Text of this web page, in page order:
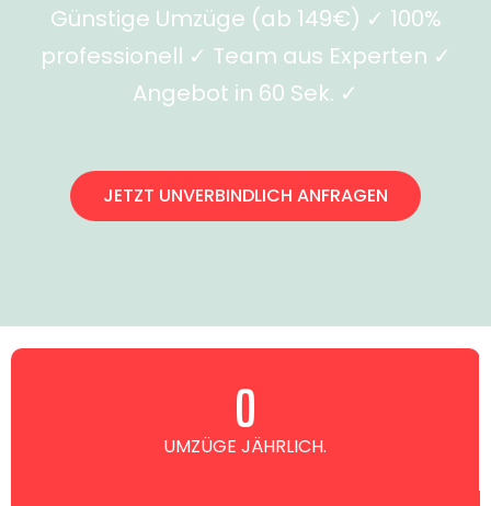
Günstige Umzüge (ab 149€) ✓ 100%
professionell ✓ Team aus Experten ✓
Angebot in 60 Sek. ✓
JETZT UNVERBINDLICH ANFRAGEN
UMZÜGE JÄHRLICH.
0